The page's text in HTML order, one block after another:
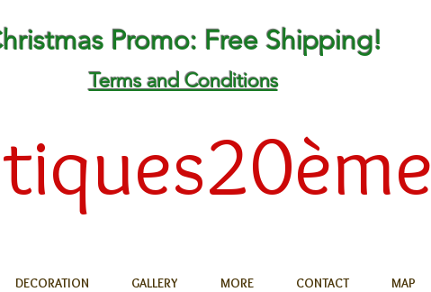
Promo: Free Shipping!
Terms and Conditions
DECORATION GALLERY MORE CONTACT MAP